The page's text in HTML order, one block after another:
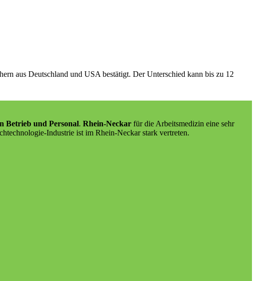
aus Deutschland und USA bestätigt. Der Unterschied kann bis zu 12
Betrieb und Personal. Rhein-Neckar für die Arbeitsmedizin eine sehr
Industrie ist im Rhein-Neckar stark vertreten.